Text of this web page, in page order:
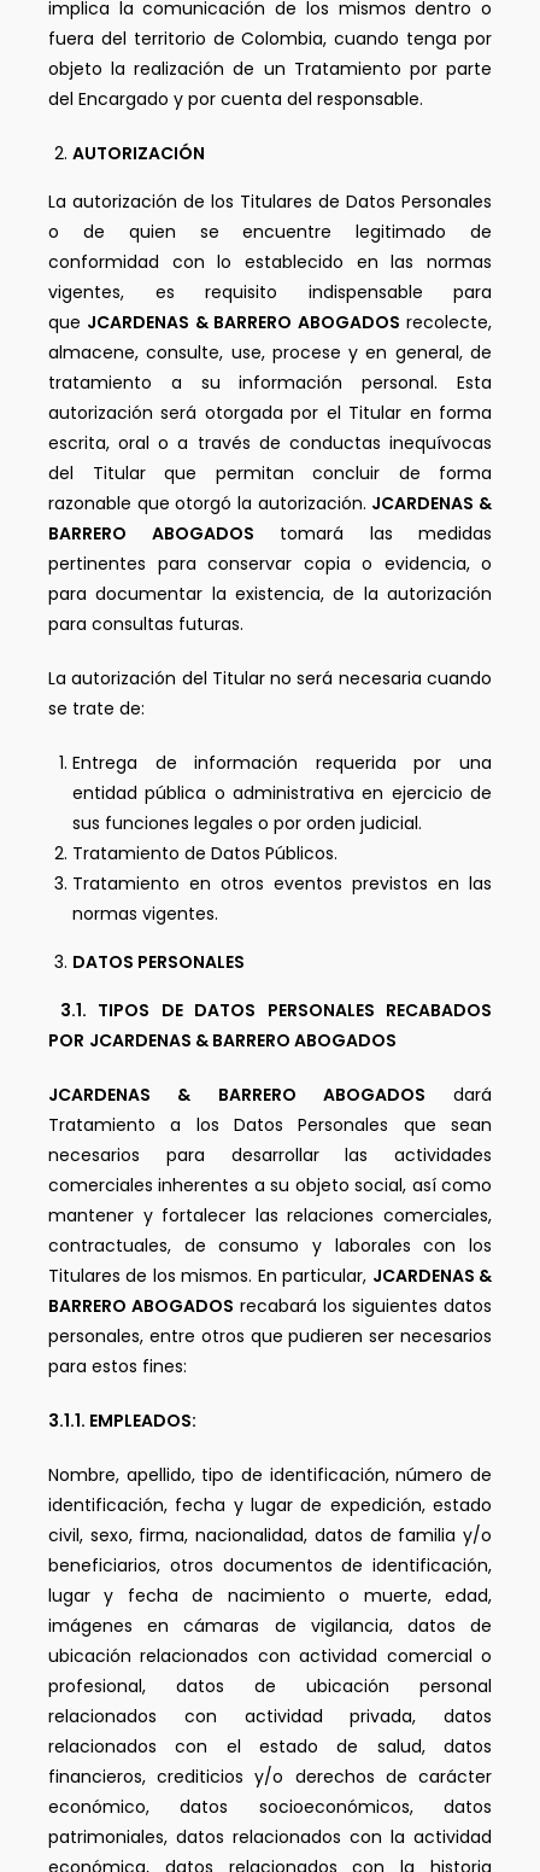
implica la comunicación de los mismos dentro o
fuera del territorio de Colombia, cuando tenga por
objeto la realización de un Tratamiento por parte
del Encargado y por cuenta del responsable.
AUTORIZACIÓN
La autorización de los Titulares de Datos Personales
o de quien se encuentre legitimado de
conformidad con lo establecido en las normas
vigentes, es requisito indispensable para
que JCARDENAS & BARRERO ABOGADOS recolecte,
almacene, consulte, use, procese y en general, de
tratamiento a su información personal. Esta
autorización será otorgada por el Titular en forma
escrita, oral o a través de conductas inequívocas
del Titular que permitan concluir de forma
razonable que otorgó la autorización. JCARDENAS &
BARRERO ABOGADOS tomará las medidas
pertinentes para conservar copia o evidencia, o
para documentar la existencia, de la autorización
para consultas futuras.
La autorización del Titular no será necesaria cuando
se trate de:
Entrega de información requerida por una
entidad pública o administrativa en ejercicio de
sus funciones legales o por orden judicial.
Tratamiento de Datos Públicos.
Tratamiento en otros eventos previstos en las
normas vigentes.
DATOS PERSONALES
3.1. TIPOS DE DATOS PERSONALES RECABADOS
POR JCARDENAS & BARRERO ABOGADOS
JCARDENAS & BARRERO ABOGADOS dará
Tratamiento a los Datos Personales que sean
necesarios para desarrollar las actividades
comerciales inherentes a su objeto social, así como
mantener y fortalecer las relaciones comerciales,
contractuales, de consumo y laborales con los
Titulares de los mismos. En particular, JCARDENAS &
BARRERO ABOGADOS recabará los siguientes datos
personales, entre otros que pudieren ser necesarios
para estos fines:
3.1.1. EMPLEADOS:
Nombre, apellido, tipo de identificación, número de
identificación, fecha y lugar de expedición, estado
civil, sexo, firma, nacionalidad, datos de familia y/o
beneficiarios, otros documentos de identificación,
lugar y fecha de nacimiento o muerte, edad,
imágenes en cámaras de vigilancia, datos de
ubicación relacionados con actividad comercial o
profesional, datos de ubicación personal
relacionados con actividad privada, datos
relacionados con el estado de salud, datos
financieros, crediticios y/o derechos de carácter
económico, datos socioeconómicos, datos
patrimoniales, datos relacionados con la actividad